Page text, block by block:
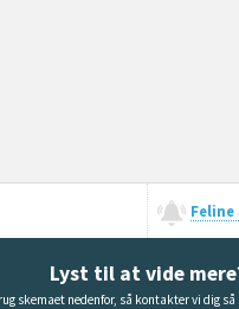
Lyst til at vide
skemaet nedenfor, så kontakter vi dig